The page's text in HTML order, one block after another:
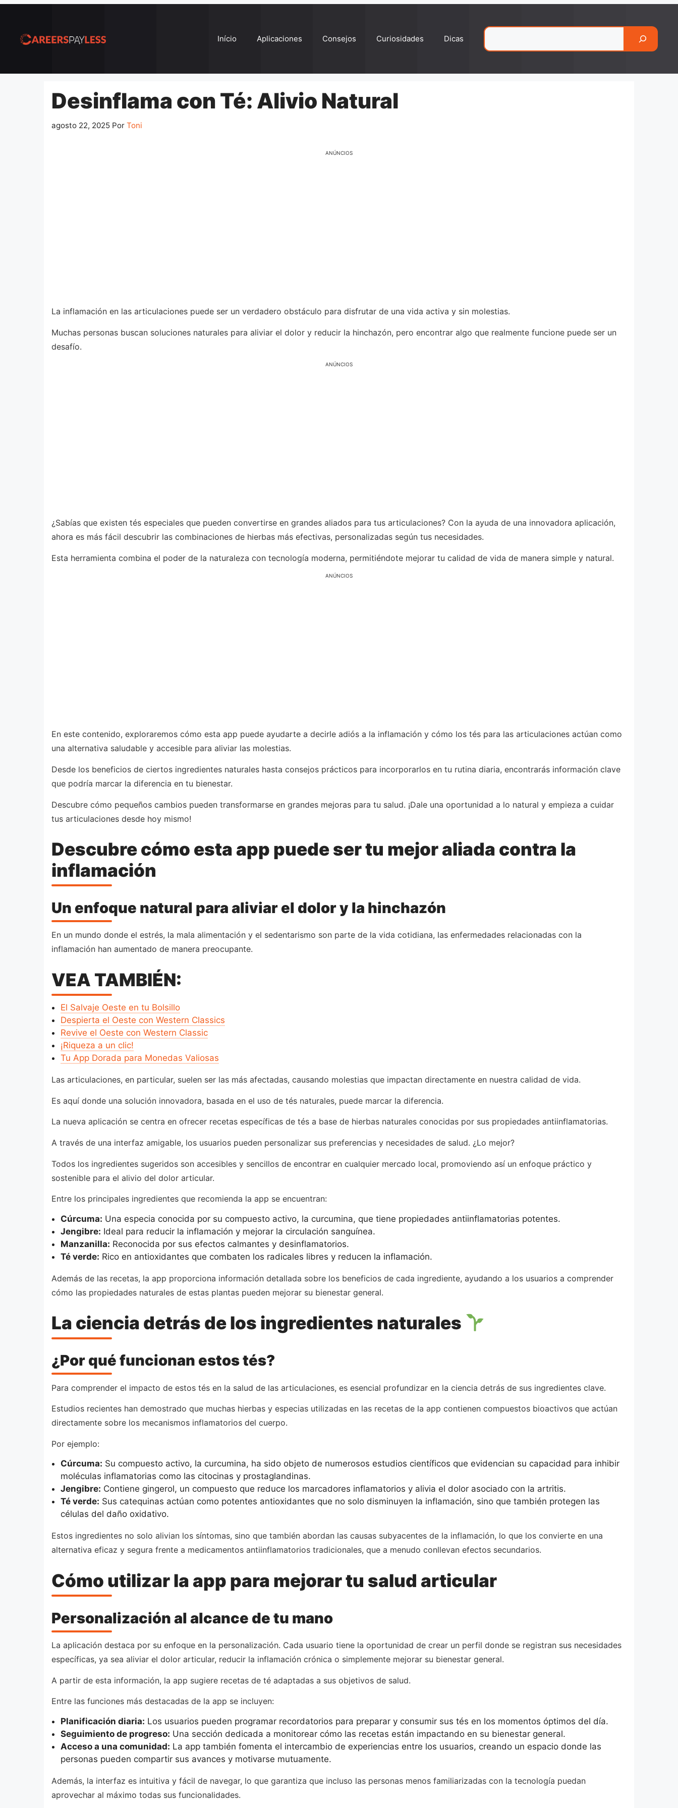
conteúdo
Início Aplicaciones Consejos Curiosidades Dicas
Desinflama con Té: Alivio Natural
agosto 22, 2025 Por Toni
ANÚNCIOS
La inflamación en las articulaciones puede ser un verdadero obstáculo para disfrutar de una vida activa y sin molestias.
Muchas personas buscan soluciones naturales para aliviar el dolor y reducir la hinchazón, pero encontrar algo que realmente funcione puede ser un
desafío.
ANÚNCIOS
¿Sabías que existen tés especiales que pueden convertirse en grandes aliados para tus articulaciones? Con la ayuda de una innovadora aplicación,
ahora es más fácil descubrir las combinaciones de hierbas más efectivas, personalizadas según tus necesidades.
Esta herramienta combina el poder de la naturaleza con tecnología moderna, permitiéndote mejorar tu calidad de vida de manera simple y natural.
ANÚNCIOS
En este contenido, exploraremos cómo esta app puede ayudarte a decirle adiós a la inflamación y cómo los tés para las articulaciones actúan como
una alternativa saludable y accesible para aliviar las molestias.
Desde los beneficios de ciertos ingredientes naturales hasta consejos prácticos para incorporarlos en tu rutina diaria, encontrarás información clave
que podría marcar la diferencia en tu bienestar.
Descubre cómo pequeños cambios pueden transformarse en grandes mejoras para tu salud. ¡Dale una oportunidad a lo natural y empieza a cuidar
tus articulaciones desde hoy mismo!
Descubre cómo esta app puede ser tu mejor aliada contra la
inflamación
Un enfoque natural para aliviar el dolor y la hinchazón
En un mundo donde el estrés, la mala alimentación y el sedentarismo son parte de la vida cotidiana, las enfermedades relacionadas con la
inflamación han aumentado de manera preocupante.
VEA TAMBIÉN:
El Salvaje Oeste en tu Bolsillo
Despierta el Oeste con Western Classics
Revive el Oeste con Western Classic
¡Riqueza a un clic!
Tu App Dorada para Monedas Valiosas
Las articulaciones, en particular, suelen ser las más afectadas, causando molestias que impactan directamente en nuestra calidad de vida.
Es aquí donde una solución innovadora, basada en el uso de tés naturales, puede marcar la diferencia.
La nueva aplicación se centra en ofrecer recetas específicas de tés a base de hierbas naturales conocidas por sus propiedades antiinflamatorias.
A través de una interfaz amigable, los usuarios pueden personalizar sus preferencias y necesidades de salud. ¿Lo mejor?
Todos los ingredientes sugeridos son accesibles y sencillos de encontrar en cualquier mercado local, promoviendo así un enfoque práctico y
sostenible para el alivio del dolor articular.
Entre los principales ingredientes que recomienda la app se encuentran:
Cúrcuma: Una especia conocida por su compuesto activo, la curcumina, que tiene propiedades antiinflamatorias potentes.
Jengibre: Ideal para reducir la inflamación y mejorar la circulación sanguínea.
Manzanilla: Reconocida por sus efectos calmantes y desinflamatorios.
Té verde: Rico en antioxidantes que combaten los radicales libres y reducen la inflamación.
Además de las recetas, la app proporciona información detallada sobre los beneficios de cada ingrediente, ayudando a los usuarios a comprender
cómo las propiedades naturales de estas plantas pueden mejorar su bienestar general.
La ciencia detrás de los ingredientes naturales
¿Por qué funcionan estos tés?
Para comprender el impacto de estos tés en la salud de las articulaciones, es esencial profundizar en la ciencia detrás de sus ingredientes clave.
Estudios recientes han demostrado que muchas hierbas y especias utilizadas en las recetas de la app contienen compuestos bioactivos que actúan
directamente sobre los mecanismos inflamatorios del cuerpo.
Por ejemplo:
Cúrcuma: Su compuesto activo, la curcumina, ha sido objeto de numerosos estudios científicos que evidencian su capacidad para inhibir
moléculas inflamatorias como las citocinas y prostaglandinas.
Jengibre: Contiene gingerol, un compuesto que reduce los marcadores inflamatorios y alivia el dolor asociado con la artritis.
Té verde: Sus catequinas actúan como potentes antioxidantes que no solo disminuyen la inflamación, sino que también protegen las
células del daño oxidativo.
Estos ingredientes no solo alivian los síntomas, sino que también abordan las causas subyacentes de la inflamación, lo que los convierte en una
alternativa eficaz y segura frente a medicamentos antiinflamatorios tradicionales, que a menudo conllevan efectos secundarios.
Cómo utilizar la app para mejorar tu salud articular
Personalización al alcance de tu mano
La aplicación destaca por su enfoque en la personalización. Cada usuario tiene la oportunidad de crear un perfil donde se registran sus necesidades
específicas, ya sea aliviar el dolor articular, reducir la inflamación crónica o simplemente mejorar su bienestar general.
A partir de esta información, la app sugiere recetas de té adaptadas a sus objetivos de salud.
Entre las funciones más destacadas de la app se incluyen:
Planificación diaria: Los usuarios pueden programar recordatorios para preparar y consumir sus tés en los momentos óptimos del día.
Seguimiento de progreso: Una sección dedicada a monitorear cómo las recetas están impactando en su bienestar general.
Acceso a una comunidad: La app también fomenta el intercambio de experiencias entre los usuarios, creando un espacio donde las
personas pueden compartir sus avances y motivarse mutuamente.
Además, la interfaz es intuitiva y fácil de navegar, lo que garantiza que incluso las personas menos familiarizadas con la tecnología puedan
aprovechar al máximo todas sus funcionalidades.